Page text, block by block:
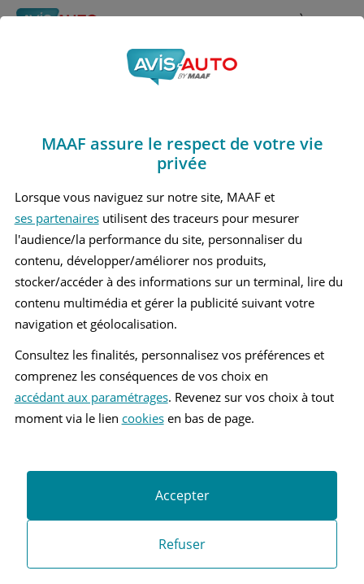
Rechercher À propos
Obtenir un devis d'assurance auto MAAF
Avis Suzuki Liana
SUZUKI LIANA 1 MONOSPACE
Vous recherchez une
assurance automobile ?
Obtenez vos devis MAAF
MAAF assure le respect de votre vie
privée
Lorsque vous naviguez sur notre site, MAAF et
ses partenairesutilisent des traceurs pour mesurer
l'audience/la performance du site, personnaliser du
contenu, développer/améliorer nos produits,
stocker/accéder à des informations sur un terminal, lire du
contenu multimédia et gérer la publicité suivant votre
navigation et géolocalisation.
Consultez les finalités, personnalisez vos préférences et
comprenez les conséquences de vos choix en
accédant aux paramétrages. Revenez sur vos choix à tout
moment via le lien cookiesen bas de page.
Refuser
Accepter